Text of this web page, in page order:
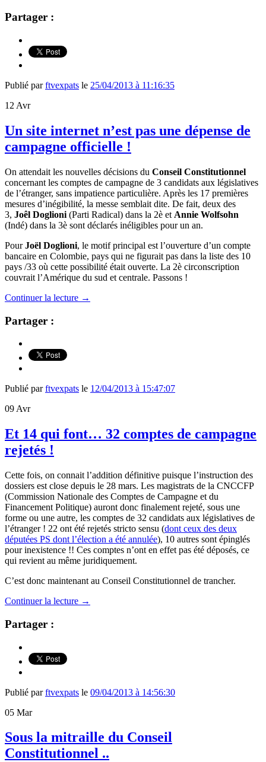
Partager :
Publié parftvexpats le 25/04/2013 à 11:16:35
12 Avr
Un site internet n’est pas une dépense de
campagne officielle !
On attendait les nouvelles décisions du Conseil Constitutionnel
concernant les comptes de campagne de 3 candidats aux législatives
de l’étranger, sans impatience particulière. Après les 17 premières
mesures d’inégibilité, la messe semblait dite. De fait, deux des
3, Joêl Doglioni (Parti Radical) dans la 2è et Annie Wolfsohn
(Indé) dans la 3è sont déclarés inéligibles pour un an.
PourJoël Doglioni, le motif principal est l’ouverture d’un compte
bancaire en Colombie, pays qui ne figurait pas dans la liste des 10
pays /33 où cette possibilité était ouverte. La 2è circonscription
couvrait l’Amérique du sud et centrale. Passons !
Continuer la lecture →
Partager :
Publié parftvexpats le 12/04/2013 à 15:47:07
09 Avr
Et 14 qui font… 32 comptes de campagne
rejetés !
Cette fois, on connait l’addition définitive puisque l’instruction des
dossiers est close depuis le 28 mars. Les magistrats de la CNCCFP
(Commission Nationale des Comptes de Campagne et du
Financement Politique) auront donc finalement rejeté, sous une
forme ou une autre, les comptes de 32 candidats aux législatives de
l’étranger ! 22 ont été rejetés stricto sensu (dont ceux des deux
députées PS dont l’élection a été annulée), 10 autres sont épinglés
pour inexistence !! Ces comptes n’ont en effet pas été déposés, ce
qui revient au même juridiquement.
C’est donc maintenant au Conseil Constitutionnel de trancher.
Continuer la lecture →
Partager :
Publié parftvexpats le 09/04/2013 à 14:56:30
05 Mar
Sous la mitraille du Conseil
Constitutionnel ..